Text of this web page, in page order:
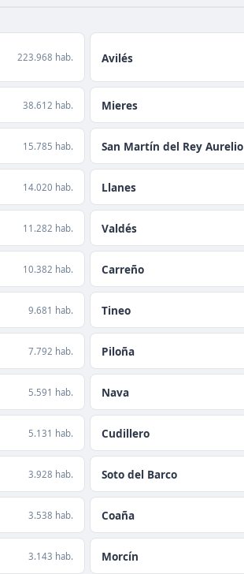
223.968 hab. Avilés
38.612 hab. Mieres
15.785 hab. San Martín del Rey Aurelio
14.020 hab. Llanes
11.282 hab. Valdés
10.382 hab. Carreño
9.681 hab. Tineo
7.792 hab. Piloña
5.591 hab. Nava
5.131 hab. Cudillero
3.928 hab. Soto del Barco
3.538 hab. Coaña
3.143 hab. Morcín